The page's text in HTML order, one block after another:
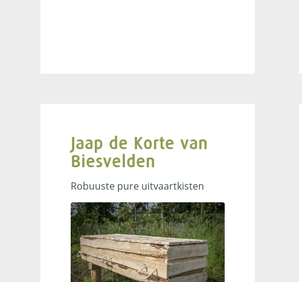
Jaap de Korte van
Biesvelden
Robuuste pure uitvaartkisten